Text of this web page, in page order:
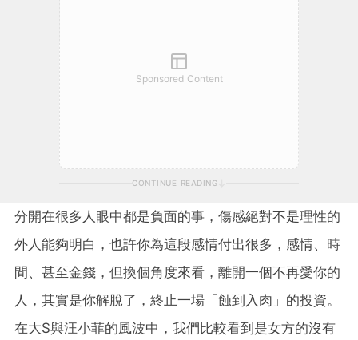
Sponsored Content
CONTINUE READING
分開在很多人眼中都是負面的事，傷感絕對不是理性的
外人能夠明白，也許你為這段感情付出很多，感情、時
間、甚至金錢，但換個角度來看，離開一個不再愛你的
人，其實是你解脫了，終止一場「蝕到入肉」的投資。
在大S與汪小菲的風波中，我們比較看到是女方的沒有